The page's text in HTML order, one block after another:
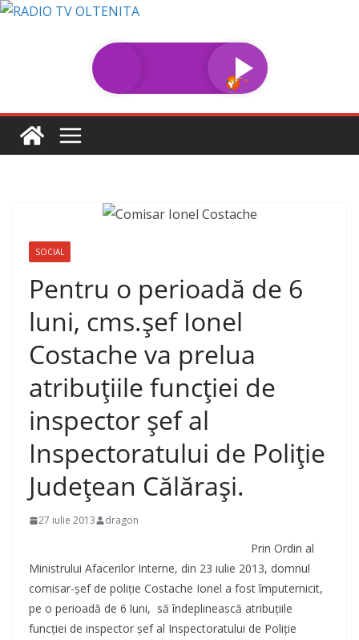
Sari
SOCIAL
Pentru o perioadă de 6
luni, cms.şef Ionel
Costache va prelua
atribuţiile funcţiei de
inspector şef al
Inspectoratului de Poliţie
Judeţean Călăraşi.
27 iulie 2013 dragon
Prin Ordin al
Ministrului Afacerilor Interne, din 23 iulie 2013, domnul
comisar-şef de poliţie Costache Ionel a fost împuternicit,
pe o perioadă de 6 luni, să îndeplinească atribuţiile
funcţiei de inspector şef al Inspectoratului de Poliţie